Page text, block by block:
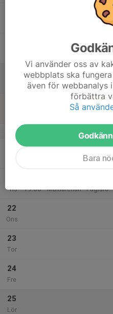
Tis
19:00
Multiarenan - Fåglarö
22
Ons
23
Tor
24
Fre
25
Lör
Vi använder oss av
webbplats ska
även för webbanalys
förbättra
Så
Bara